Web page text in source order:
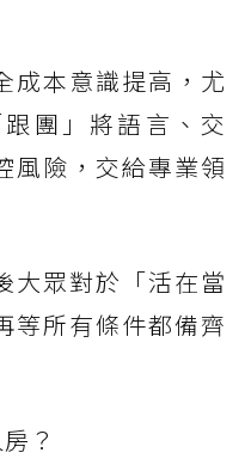
成本意識提高，尤
團」將語言、交
風險，交給專業領
大眾對於「活在當
等所有條件都備齊
？